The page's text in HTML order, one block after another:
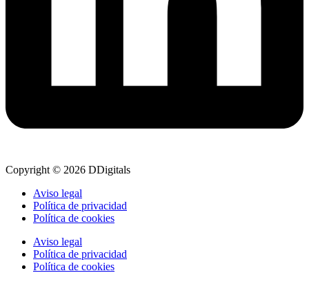
Copyright © 2026 DDigitals
Aviso legal
Política de privacidad
Política de cookies
Aviso legal
Política de privacidad
Política de cookies